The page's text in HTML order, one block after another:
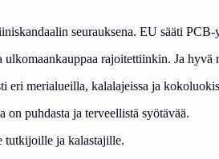
seurauksena. EU sääti
rajoitettiinkin. Ja
eri merialueilla, kalalajeissa ja
on puhdasta ja terveellistä syötävää.
tutkijoille ja kalastajille.